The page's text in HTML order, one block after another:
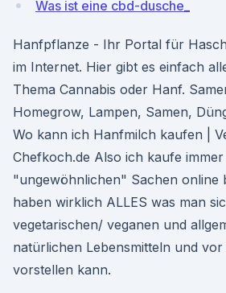
Was ist eine cbd-dusche_
Hanfpflanze - Ihr Portal für
im Internet. Hier gibt es einfach
Thema Cannabis oder Hanf.
Homegrow, Lampen, Samen,
Wo kann ich Hanfmilch kaufen |
Chefkoch.de Also ich kaufe immer
"ungewöhnlichen" Sachen online
haben wirklich ALLES was man
vegetarischen/ veganen und
natürlichen Lebensmitteln und vor
vorstellen kann.